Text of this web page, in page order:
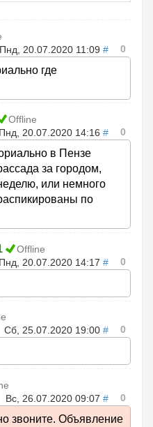
Пнд, 20.07.2020 11:09 # 0
где
Offline
Пнд, 20.07.2020 14:16 # 0
в Пензе
за городом,
или немного
по
Offline
Пнд, 20.07.2020 14:17 # 0
Сб, 25.07.2020 19:00 # 0
Вс, 26.07.2020 09:07 # 0
звоните. Объявление